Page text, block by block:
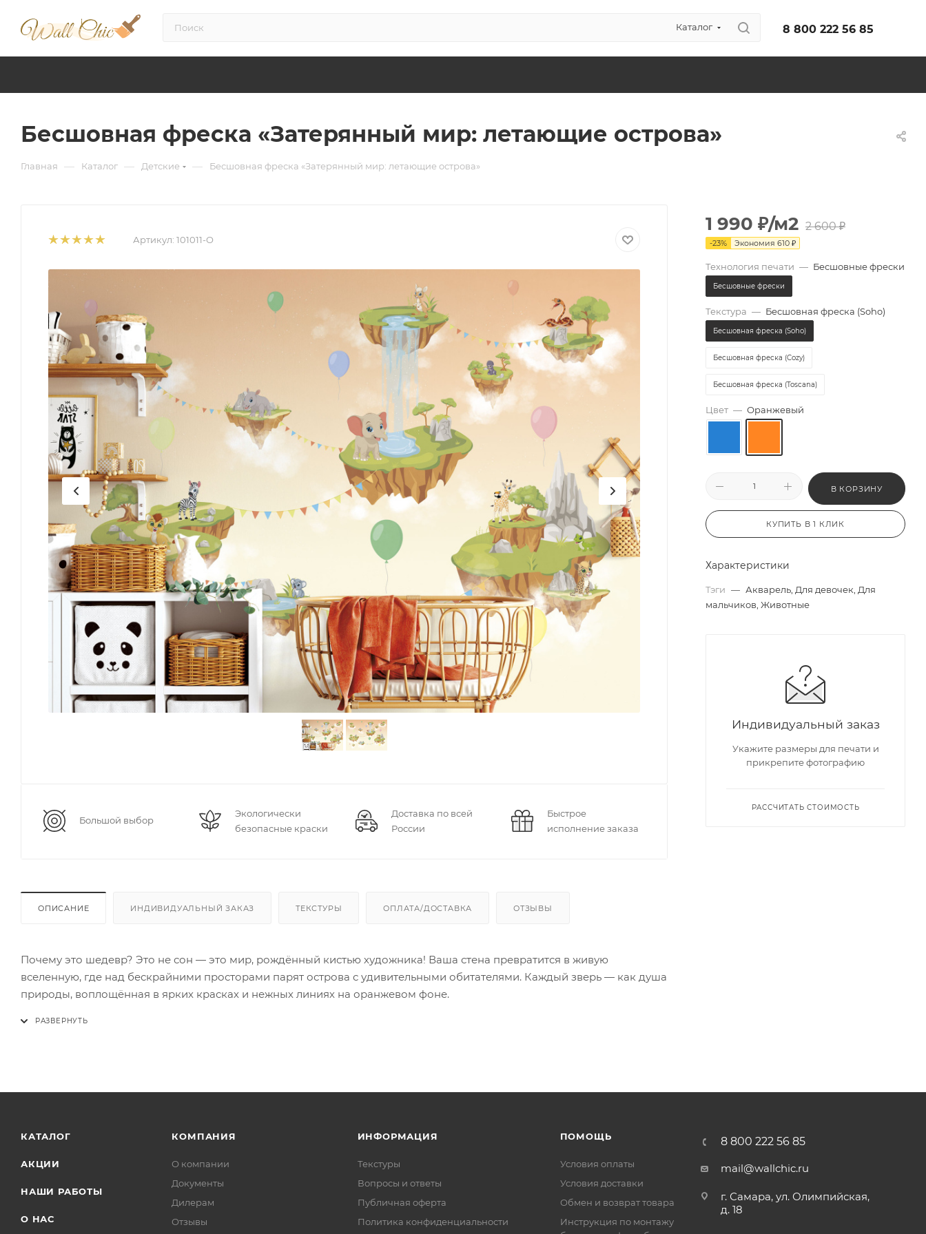
Каталог 8 800 222 56 85
Бесшовная фреска «Затерянный мир: летающие острова»
Главная — Каталог — Детские — Бесшовная фреска «Затерянный мир: летающие острова»
Артикул: 101011-O
Большой выбор
Экологически
безопасные краски
Доставка по всей
России
Быстрое
исполнение заказа
ОПИСАНИЕ ИНДИВИДУАЛЬНЫЙ ЗАКАЗ ТЕКСТУРЫ ОПЛАТА/ДОСТАВКА ОТЗЫВЫ
Почему это шедевр? Это не сон — это мир, рождённый кистью художника! Ваша стена превратится в живую
вселенную, где над бескрайними просторами парят острова с удивительными обитателями. Каждый зверь — как душа
природы, воплощённая в ярких красках и нежных линиях на оранжевом фоне.
1 990 ₽/м2 2 600₽
-23% Экономия 610 ₽
Технология печати — Бесшовные фрески
Бесшовные фрески
Текстура — Бесшовная фреска (Soho)
Бесшовная фреска (Soho)
Бесшовная фреска (Cozy)
Бесшовная фреска (Toscana)
Цвет — Оранжевый
В КОРЗИНУ
КУПИТЬ В 1 КЛИК
Характеристики
Тэги — Акварель, Для девочек, Для
мальчиков, Животные
Индивидуальный заказ
Укажите размеры для печати и
прикрепите фотографию
РАССЧИТАТЬ СТОИМОСТЬ
КАТАЛОГ
АКЦИИ
НАШИ РАБОТЫ
О НАС
КОМПАНИЯ
О компании
Документы
Дилерам
Отзывы
ИНФОРМАЦИЯ
Текстуры
Вопросы и ответы
Публичная оферта
Политика конфиденциальности
ПОМОЩЬ
Условия оплаты
Условия доставки
Обмен и возврат товара
Инструкция по монтажу
8 800 222 56 85
mail@wallchic.ru
г. Самара, ул. Олимпийская,
д. 18